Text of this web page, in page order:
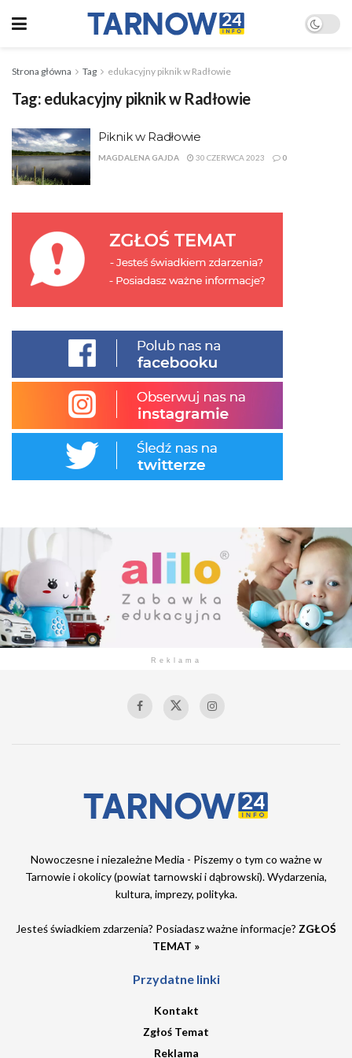
Strona główna Tag edukacyjny piknik w Radłowie
Tag: edukacyjny piknik w Radłowie
Piknik w Radłowie
MAGDALENA GAJDA 30 CZERWCA 2023 0
Reklama
Nowoczesne i niezależne Media - Piszemy o tym co ważne w
Tarnowie i okolicy (powiat tarnowski i dąbrowski). Wydarzenia,
kultura, imprezy, polityka.
Jesteś świadkiem zdarzenia? Posiadasz ważne informacje? ZGŁOŚ
TEMAT »
Przydatne linki
Kontakt
Zgłoś Temat
Reklama